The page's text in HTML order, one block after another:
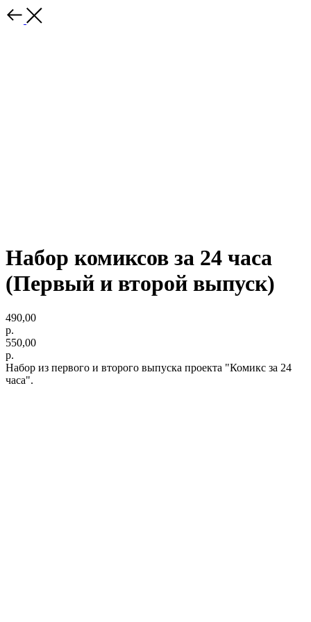
Набор комиксов за 24 часа
(Первый и второй выпуск)
490,00
р.
550,00
р.
Набор из первого и второго выпуска проекта "Комикс за 24
часа".